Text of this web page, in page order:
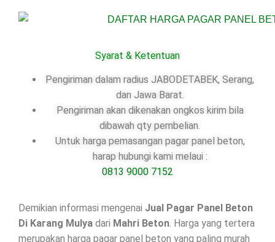
Syarat & Ketentuan
Pengiriman dalam radius JABODETABEK, Serang,
dan Jawa Barat.
Pengiriman akan dikenakan ongkos kirim bila
dibawah qty pembelian.
Untuk harga pemasangan pagar panel beton,
harap hubungi kami melaui :
0813 9000 7152
Demikian informasi mengenai Jual Pagar Panel Beton
Di Karang Mulya dari Mahri Beton. Harga yang tertera
merupakan harga pagar panel beton yang paling murah